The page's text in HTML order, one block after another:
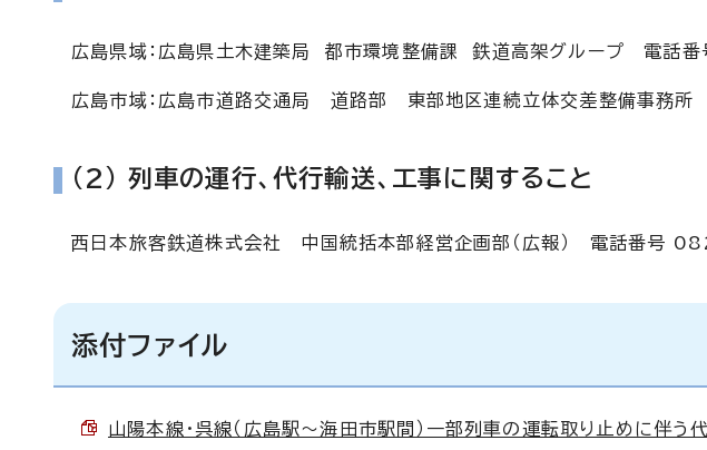
広島県域：広島県土木建築局 都市環境整備課 鉄道高架グループ 電
広島市域：広島市道路交通局 道路部 東部地区連続立体交差整備事
(2) 列車の運行、代行輸送、工事に関すること
西日本旅客鉄道株式会社 中国統括本部経営企画部（広報） 電話番号
添付ファイル
山陽本線・呉線（広島駅～海田市駅間）一部列車の運転取り止めに伴